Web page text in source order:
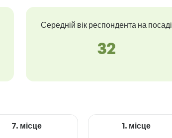
Середній вік респондента на посаді
32
7. місце 1. місце